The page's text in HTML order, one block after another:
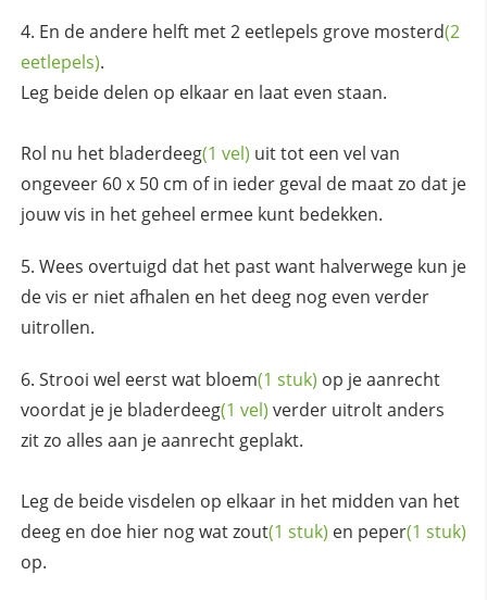
En de andere helft met 2 eetlepels grove mosterd(2
eetlepels).
Leg beide delen op elkaar en laat even staan.
Rol nu het bladerdeeg(1 vel) uit tot een vel van
ongeveer 60 x 50 cm of in ieder geval de maat zo dat je
jouw vis in het geheel ermee kunt bedekken.
Wees overtuigd dat het past want halverwege kun je
de vis er niet afhalen en het deeg nog even verder
uitrollen.
Strooi wel eerst wat bloem(1 stuk) op je aanrecht
voordat je je bladerdeeg(1 vel) verder uitrolt anders
zit zo alles aan je aanrecht geplakt.
Leg de beide visdelen op elkaar in het midden van het
deeg en doe hier nog watzout(1 stuk) en peper(1 stuk)
op.